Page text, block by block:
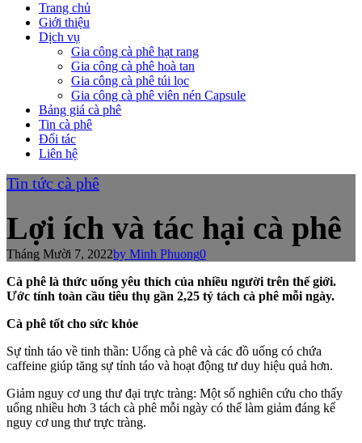
Trang chủ
Giới thiệu
Dịch vụ
Gia công cà phê hạt rang
Gia công cà phê hoà tan
Gia công cà phê túi lọc
Gia công cà phê viên nén Capsule
Bảng giá cà phê
Tin cà phê
Đối tác
Liên hệ
Tin tức cà phê
Lợi ích và tác hại cà phê
Tháng Mười 7, 2022by Minh Phuong0
Cà phê là thức uống yêu thích của nhiều người trên thế giới.
Ước tính toàn cầu tiêu thụ gần 2,25 tỷ tách cà phê mỗi ngày.
Cà phê tốt cho sức khỏe
Sự tỉnh táo về tinh thần: Uống cà phê và các đồ uống có chứa
caffeine giúp tăng sự tỉnh táo và hoạt động tư duy hiệu quả hơn.
Giảm nguy cơ ung thư đại trực tràng: Một số nghiên cứu cho thấy
uống nhiều hơn 3 tách cà phê mỗi ngày có thể làm giảm đáng kể
nguy cơ ung thư trực tràng.